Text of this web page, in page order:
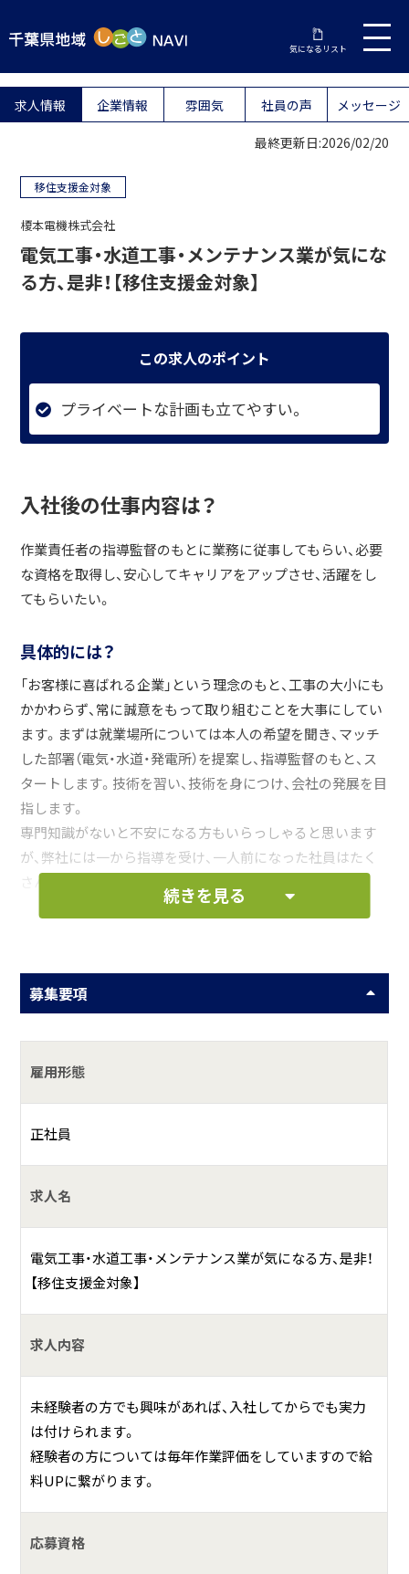
気になるリスト
求人情報 企業情報 雰囲気 社員の声 メッセージ
最終更新日:2026/02/20
移住支援金対象
榎本電機株式会社
電気工事・水道工事・メンテナンス業が気にな
る方、是非！【移住支援金対象】
この求人のポイント
プライベートな計画も立てやすい。
入社後の仕事内容は？
作業責任者の指導監督のもとに業務に従事してもらい、必要
な資格を取得し、安心してキャリアをアップさせ、活躍をし
てもらいたい。
具体的には？
「お客様に喜ばれる企業」という理念のもと、工事の大小にも
かかわらず、常に誠意をもって取り組むことを大事にしてい
ます。まずは就業場所については本人の希望を聞き、マッチ
した部署（電気・水道・発電所）を提案し、指導監督のもと、ス
タートします。技術を習い、技術を身につけ、会社の発展を目
指します。
専門知識がないと不安になる方もいらっしゃると思います
が、弊社には一から指導を受け、一人前になった社員はたく
さんいます。
我々仲間と一緒にものづくりをしましょう。
ています。
電気工事見習い
水道工事見習い
具体的には電気、管工事においては、公共機関の管理施設の
工事及び修繕、メンテナンス、街路灯・防犯灯設置等を手掛け
ています。また、民間企業、一般のお客様については、電気の
引込、水道の引込、建物の屋内・屋外すべての工事、修繕、リフ
ォーム、メンテナンス業務を行っています。続いて火力発電
所での作業内容については特殊施設内の設備全般に係る工
な運営をサポートしています。
続きを見る
募集要項
雇用形態
正社員
求人名
電気工事・水道工事・メンテナンス業が気になる方、是非！
【移住支援金対象】
求人内容
未経験者の方でも興味があれば、入社してからでも実力
は付けられます。
経験者の方については毎年作業評価をしていますので給
料UPに繋がります。
応募資格